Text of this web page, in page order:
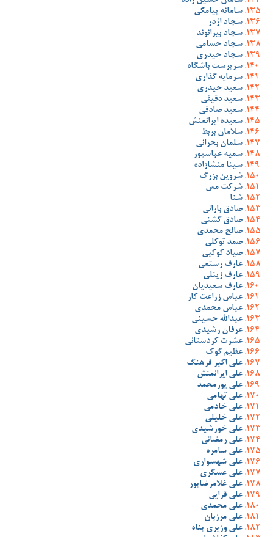
سامانه پیامکی
سجاد اژدر
سجاد بیرانوند
سجاد حسامی
سجاد حیدری
سرپرست باشگاه
سرمایه گذاری
سعید حیدری
سعید دقیقی
سعید صادقی
سعیده ایرانمنش
سلامان بربط
سلمان بحرانی
سمیه عباسپور
سینا منشازاده
شروین بزرگ
شرکت مس
شنا
صادق بارانی
صادق گشنی
صالح محمدی
صمد توکلی
صیاد کوکبی
عارف رستمی
عارف زینلی
عارف سعیدیان
عباس زراعت کار
عباس محمدی
عبدالله حسینی
عرفان رشیدی
عشرت کردستانی
عظیم گوک
علی اکبر فرهنگ
علی ایرانمنش
علی پورمحمد
علی تهامی
علی خادمی
علی خلیلی
علی خورشیدی
علی رمضانی
علی سامره
علی شهسواری
علی عسگری
علی غلامرضاپور
علی قرایی
علی محمدی
علی مرزبان
علی وزیری پناه